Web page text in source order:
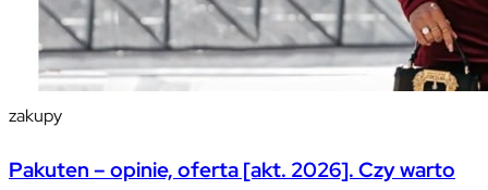
zakupy
Pakuten – opinie, oferta [akt. 2026]. Czy warto